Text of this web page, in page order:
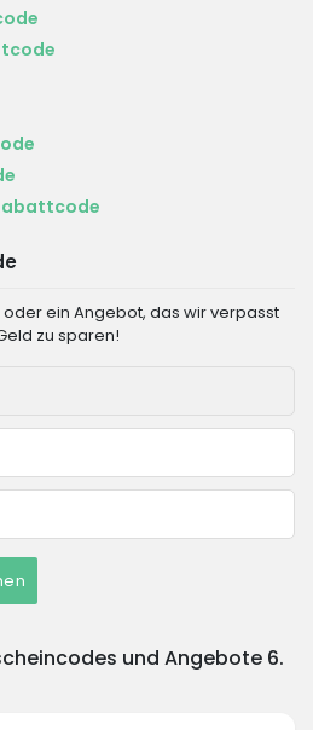
ein Angebot, das wir verpasst
zu sparen!
und Angebote 6.